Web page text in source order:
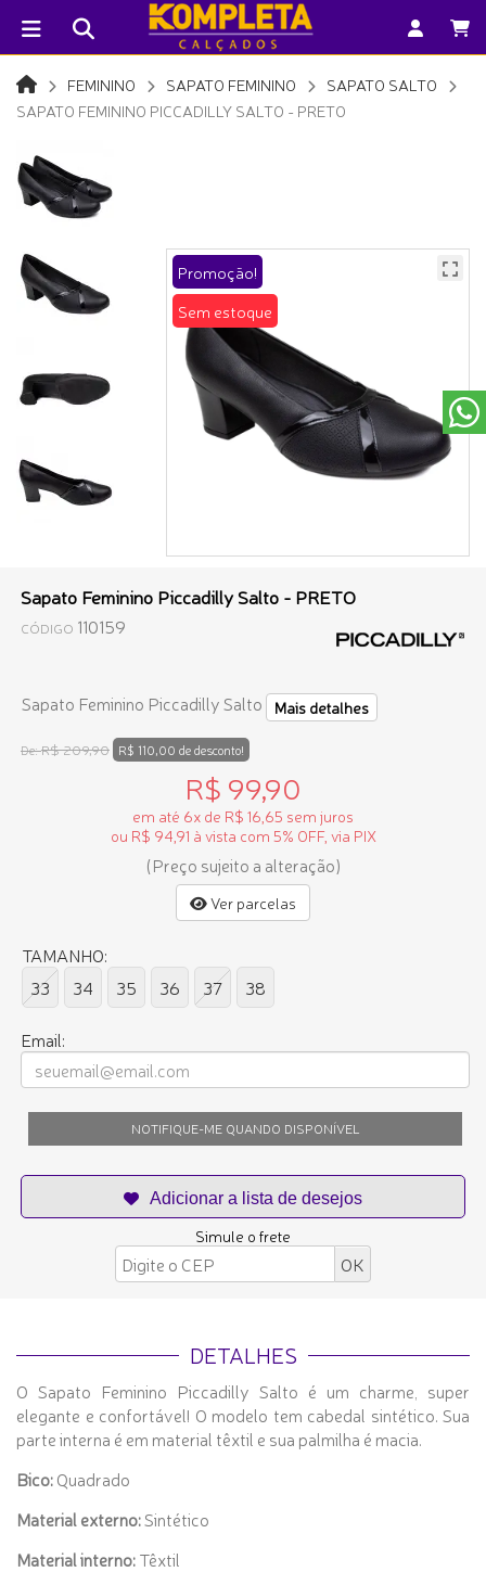
FEMININO SAPATO FEMININO
SAPATO SALTO
SAPATO FEMININO PICCADILLY SALTO - PRETO
Promoção!
Sem estoque
Sapato Feminino Piccadilly Salto - PRETO
CÓDIGO 110159
Sapato Feminino Piccadilly Salto Mais detalhes
De:R$ 209,90 R$ 110,00 de desconto!
R$ 99,90
em até 6x de R$ 16,65 sem juros
ou R$ 94,91 à vista com 5% OFF, via PIX
(Preço sujeito a alteração)
Ver parcelas
TAMANHO:
33
34 35 36 37 38
Email:
NOTIFIQUE-ME QUANDO DISPONÍVEL
Simule o frete
DETALHES
O Sapato Feminino Piccadilly Salto é um charme, super
elegante e confortável! O modelo tem cabedal sintético. Sua
parte interna é em material têxtil e sua palmilha é macia.
Bico:Quadrado
Material externo:Sintético
Material interno:Têxtil